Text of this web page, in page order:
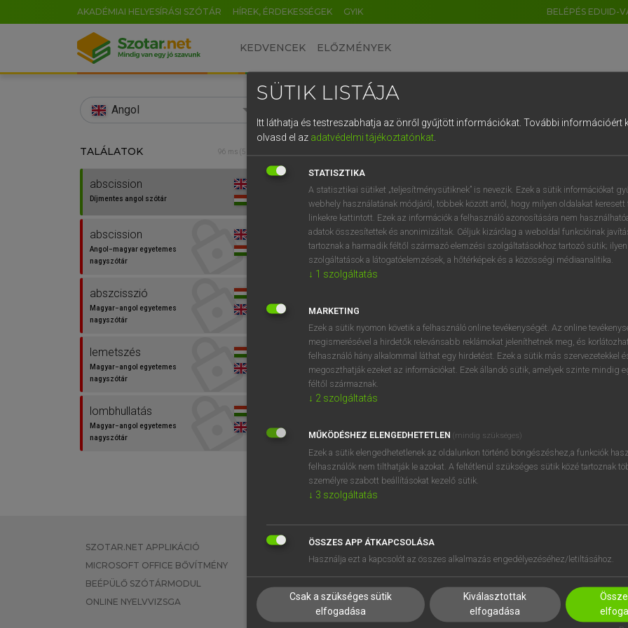
AKADÉMIAI HELYESÍRÁSI SZÓTÁR HÍREK, ÉRDEKESSÉGEK GYIK BELÉPÉS EDUID-
KEDVENCEK ELŐZMÉNYEK
Angol
TALÁLATOK 96 ms (5 db)
abscission
Díjmentes angol szótár
abscission
Angol−magyar egyetemes
nagyszótár
abszcisszió
Magyar−angol egyetemes
nagyszótár
lemetszés
Magyar−angol egyetemes
nagyszótár
lombhullatás
Magyar−angol egyetemes
nagyszótár
Díjmentes angol szótár
abscission fn
amputálás
lemetszés
kimetszés
lombhullatás
lombhullás
⚲ abscission keresése szótárainkban
SZOTAR.NET APPLIKÁCIÓ
MICROSOFT OFFICE BŐVÍTMÉNY
BEÉPÜLŐ SZÓTÁRMODUL
ONLINE NYELVVIZSGA
EGYÉNI FELHASZNÁLÓKNAK
TANULÓKNAK
VÁLLALATI MEGOLDÁSOK
SÚGÓ
RÓLUNK
SÜTI BEÁLLÍTÁSOK
SÜTIK LISTÁJA
Itt láthatja és testreszabhatja az önről gyűjtött információkat. További információért
olvasd el az adatvédelmi tájékoztatónkat.
STATISZTIKA
A statisztikai sütiket „teljesítménysütiknek” is nevezik. Ezek a sütik információkat
webhely használatának módjáról, többek között arról, hogy milyen oldalakat keresett
linkekre kattintott. Ezek az információk a felhasználó azonosítására nem
adatok összesítettek és anonimizáltak. Céljuk kizárólag a weboldal funkcióinak
tartoznak a harmadik féltől származó elemzési szolgáltatásokhoz tartozó sütik;
szolgáltatások a látogatóelemzések, a hőtérképek és a közösségi médiaanalitika.
↓ 1 szolgáltatás
MARKETING
Ezek a sütik nyomon követik a felhasználó online tevékenységét. Az online
megismerésével a hirdetők relevánsabb reklámokat jeleníthetnek meg, és
felhasználó hány alkalommal láthat egy hirdetést. Ezek a sütik más szervezetekkel
megoszthatják ezeket az információkat. Ezek állandó sütik, amelyek szinte mindig
féltől származnak.
↓ 2 szolgáltatás
MŰKÖDÉSHEZ ELENGEDHETETLEN (mindig szükséges)
Ezek a sütik elengedhetetlenek az oldalunkon történő böngészéshez,a funkciók
felhasználók nem tilthatják le azokat. A feltétlenül szükséges sütik közé tartoznak
személyre szabott beállításokat kezelő sütik.
↓ 3 szolgáltatás
ÖSSZES APP ÁTKAPCSOLÁSA
Használja ezt a kapcsolót az összes alkalmazás engedélyezéséhez/letiltásához.
Csak a szükséges sütik
elfogadása
Kiválasztottak
elfogadása
EN HU DE CN FR ES IT NL
0 1 2 3 4 5 6 7 8 9
q w e r t z u i
a s d f g h j k l é
í y x c v b n m , .